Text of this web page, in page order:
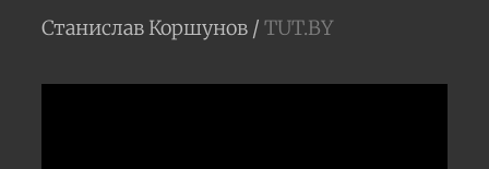
Станислав Коршунов / TUT.BY